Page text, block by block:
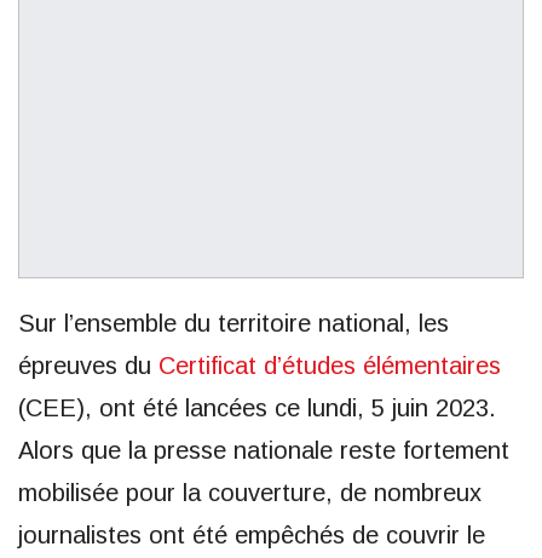
Sur l’ensemble du territoire national, les
épreuves du Certificat d’études élémentaires
(CEE), ont été lancées ce lundi, 5 juin 2023.
Alors que la presse nationale reste fortement
mobilisée pour la couverture, de nombreux
journalistes ont été empêchés de couvrir le